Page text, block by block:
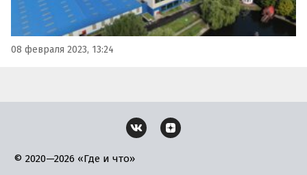
08 февраля 2023, 13:24
© 2020—2026 «Где и что»